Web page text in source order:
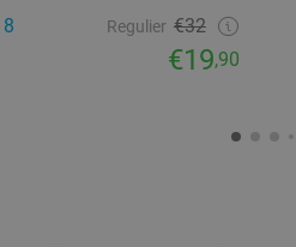
Regulier €32
€19,90